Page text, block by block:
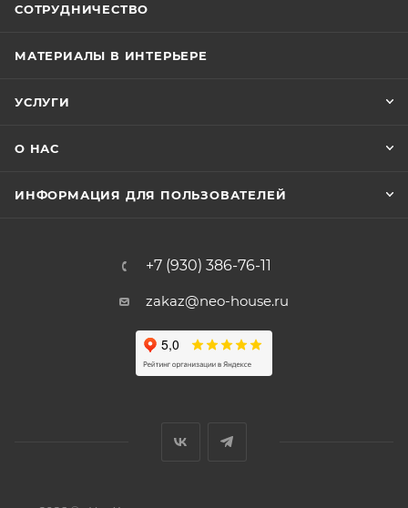
СОТРУДНИЧЕСТВО
МАТЕРИАЛЫ В ИНТЕРЬЕРЕ
УСЛУГИ
О НАС
ИНФОРМАЦИЯ ДЛЯ ПОЛЬЗОВАТЕЛЕЙ
+7 (930) 386-76-11
zakaz@neo-house.ru